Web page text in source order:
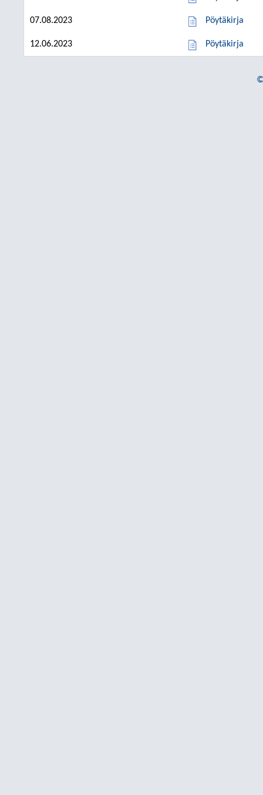
07.08.2023 Pöytäkirja
12.06.2023 Pöytäkirja